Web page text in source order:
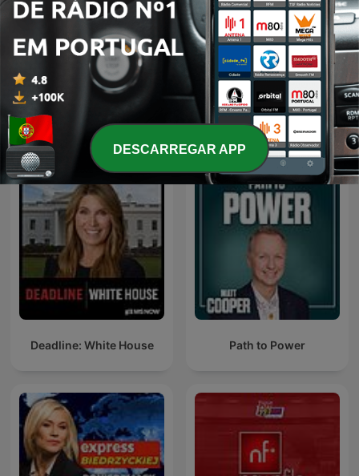
Aspen Insight
Podcasts internacionais de Governo
Deadline: White House Path to Power
DESCARREGAR APP